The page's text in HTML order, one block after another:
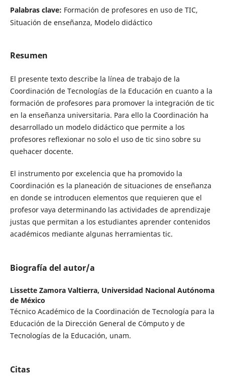
Palabras clave: Formación de profesores en uso de TIC,
Situación de enseñanza, Modelo didáctico
Resumen
El presente texto describe la línea de trabajo de la
Coordinación de Tecnologías de la Educación en cuanto a la
formación de profesores para promover la integración de tic
en la enseñanza universitaria. Para ello la Coordinación ha
desarrollado un modelo didáctico que permite a los
profesores reflexionar no solo el uso de tic sino sobre su
quehacer docente.
El instrumento por excelencia que ha promovido la
Coordinación es la planeación de situaciones de enseñanza
en donde se introducen elementos que requieren que el
profesor vaya determinando las actividades de aprendizaje
justas que permitan a los estudiantes aprender contenidos
académicos mediante algunas herramientas tic.
Biografía del autor/a
Lissette Zamora Valtierra, Universidad Nacional Autónoma
de México
Técnico Académico de la Coordinación de Tecnología para la
Educación de la Dirección General de Cómputo y de
Tecnologías de la Educación, unam.
Citas